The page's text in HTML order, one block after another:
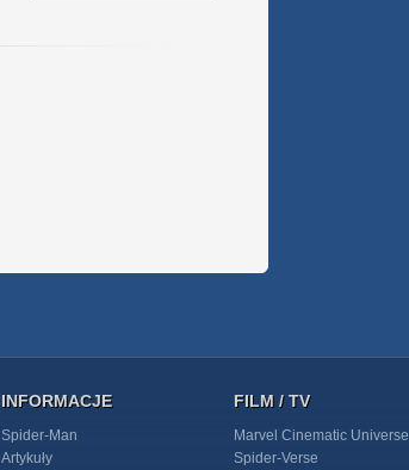
INFORMACJE
Spider-Man
Artykuły
FILM / TV
Marvel Cinematic Universe
Spider-Verse